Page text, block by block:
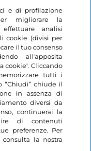
e di profilazione
migliorare la
analisi
cookie (divisi per
il tuo consenso
all'apposita
cookie". Cliccando
tutti i
“Chiudi” chiude il
in assenza di
diversi da
continuerai la
di contenuti
preferenze. Per
la nostra